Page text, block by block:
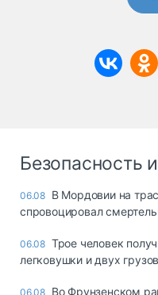
Безопасность
06.08 В Мордовии на
спровоцировал
06.08 Трое человек
легковушки и двух
06.08 Во Фрунзенском